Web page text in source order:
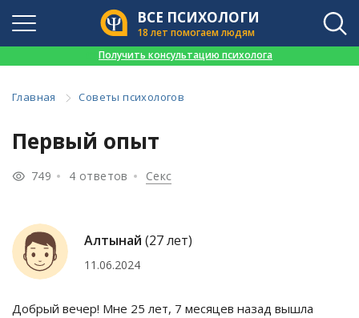
ВСЕ ПСИХОЛОГИ
18 лет помогаем людям
Получить консультацию психолога
Главная Советы психологов
Первый опыт
749 4 ответов Секс
Алтынай (27 лет)
11.06.2024
Добрый вечер! Мне 25 лет, 7 месяцев назад вышла